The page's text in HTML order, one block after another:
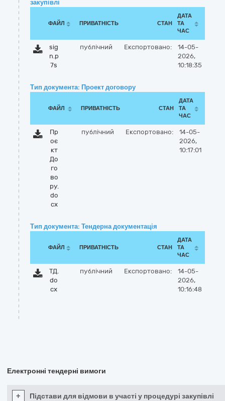
закупівлі
ФАЙЛ ПРИВАТНІСТЬ СТАН
ДАТА
ТА
ЧАС
sig
n.p
7s
публічний Експортовано:
14-05-
2026,
10:18:35
Тип документа: Проект договору
ФАЙЛ ПРИВАТНІСТЬ СТАН
ДАТА
ТА
ЧАС
Пр
оє
кт
До
го
во
ру.
do
cx
публічний Експортовано:
14-05-
2026,
10:17:01
Тип документа: Тендерна документація
ФАЙЛ ПРИВАТНІСТЬ СТАН
ДАТА
ТА
ЧАС
ТД.
do
cx
публічний Експортовано:
14-05-
2026,
10:16:48
Електронні тендерні вимоги
+ Підстави для відмови в участі у процедурі закупівлі